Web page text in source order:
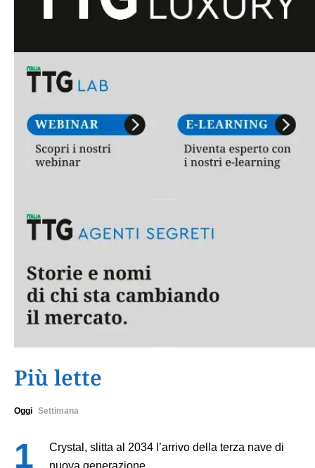
Più lette
Oggi Settimana
Crystal, slitta al 2034 l’arrivo della terza nave di
nuova generazione